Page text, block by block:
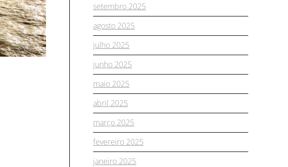
setembro 2025
agosto 2025
julho 2025
junho 2025
maio 2025
abril 2025
março 2025
fevereiro 2025
janeiro 2025